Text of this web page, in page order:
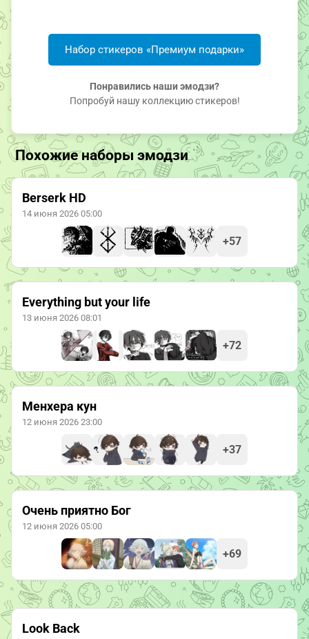
Набор стикеров «Премиум подарки»
Понравились наши эмодзи?
Попробуй нашу коллекцию стикеров!
Похожие наборы эмодзи
Berserk HD
14 июня 2026 05:00
+57
Everything but your lifе
13 июня 2026 08:01
+72
Менхера кун
12 июня 2026 23:00
+37
Очень приятно Бог
12 июня 2026 05:00
+69
Look Back